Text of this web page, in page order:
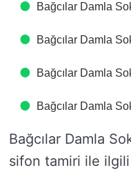
Bağcılar Damla
Bağcılar Damla
Bağcılar Damla
Bağcılar Damla
Bağcılar Damla
sifon tamiri ile